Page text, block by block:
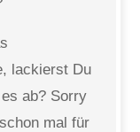
lackierst Du
ab? Sorry
mal für